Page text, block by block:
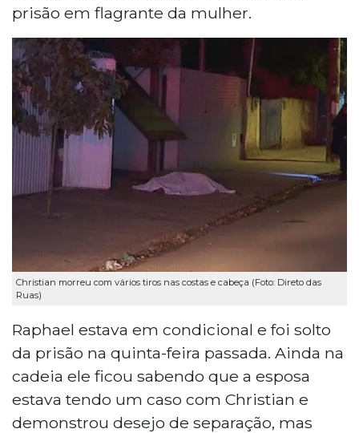
prisão em flagrante da mulher.
Christian morreu com vários tiros nas costas e cabeça (Foto: Direto das
Ruas)
Raphael estava em condicional e foi solto
da prisão na quinta-feira passada. Ainda na
cadeia ele ficou sabendo que a esposa
estava tendo um caso com Christian e
demonstrou desejo de separação, mas